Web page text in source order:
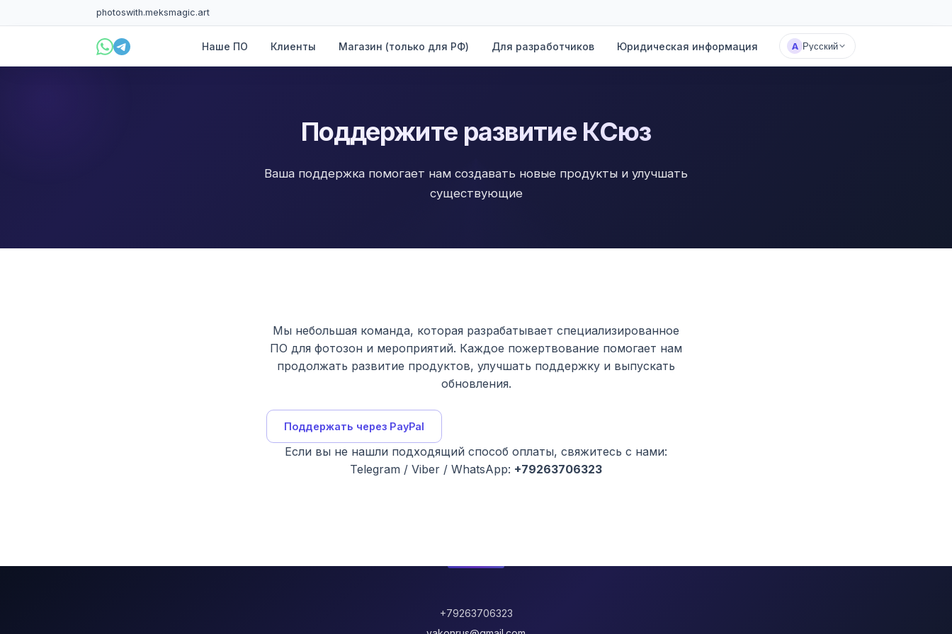
photoswith.meksmagic.art
Наше ПО Клиенты Магазин (только для РФ) Для разработчиков Юридическая информация А Русский
Поддержите развитие КСюз
Ваша поддержка помогает нам создавать новые продукты и улучшать
существующие
Мы небольшая команда, которая разрабатывает специализированное
ПО для фотозон и мероприятий. Каждое пожертвование помогает нам
продолжать развитие продуктов, улучшать поддержку и выпускать
обновления.
Поддержать через PayPal
Если вы не нашли подходящий способ оплаты, свяжитесь с нами:
Telegram / Viber / WhatsApp: +79263706323
+79263706323